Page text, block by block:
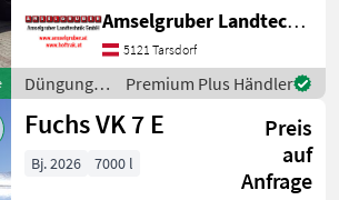
Massivität und
Langlebigkeit unschlagbar!
(Stärkste Materialstärken +
Beste Materialen und
Amselgruber Landtechnik GmbH
5121 Tarsdorf
Düngung
und
Beregnung
Premium Plus Händler
Fuchs VK 7 E
Preis
auf
Anfrage
Bj. 2026 7000 l